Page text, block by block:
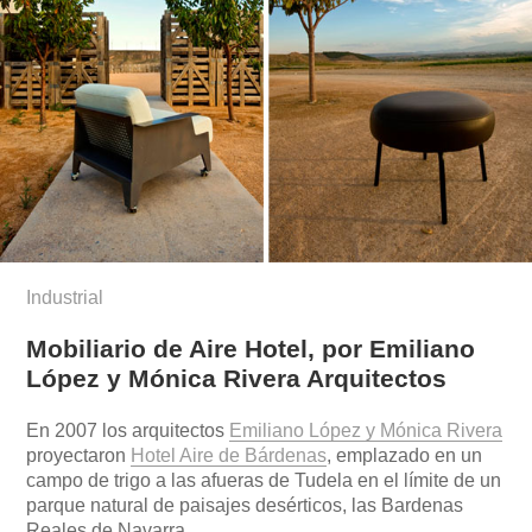
Industrial
Mobiliario de Aire Hotel, por Emiliano
López y Mónica Rivera Arquitectos
En 2007 los arquitectos Emiliano López y Mónica Rivera
proyectaron Hotel Aire de Bárdenas, emplazado en un
campo de trigo a las afueras de Tudela en el límite de un
parque natural de paisajes desérticos, las Bardenas